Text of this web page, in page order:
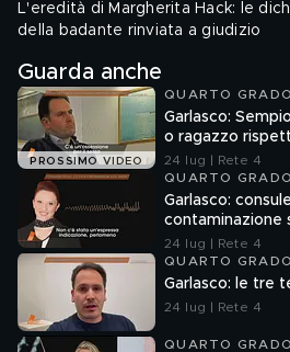
L'eredità di Margherita Hack: le
della badante rinviata a giudizio
Guarda anche
PROSSIMO VIDEO
QUARTO GRADO
Garlasco:
o ragazzo
24 lug | Rete 4
QUARTO GRADO
Garlasco:
contaminazione
24 lug | Rete 4
QUARTO GRADO
Garlasco: le tre
24 lug | Rete 4
QUARTO GRADO